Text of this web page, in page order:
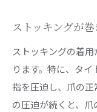
巻き爪の痛み
快適さ
痛みを抑
ストッキングが
ストッキングの着
ります。特に、タ
指を圧迫し、爪の
の圧迫が続くと、